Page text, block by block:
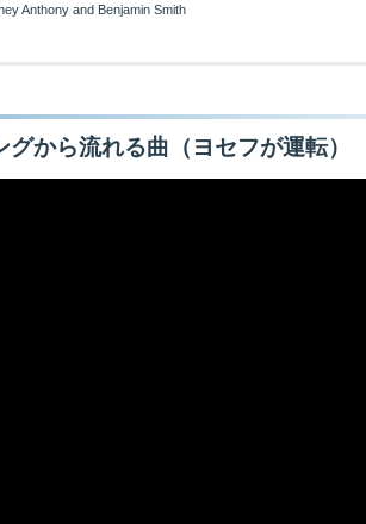
Anthony and Benjamin Smith
から流れる曲（ヨセフが運転）